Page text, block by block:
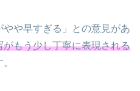
や早すぎる」との意見があ
もう少し丁寧に表現される